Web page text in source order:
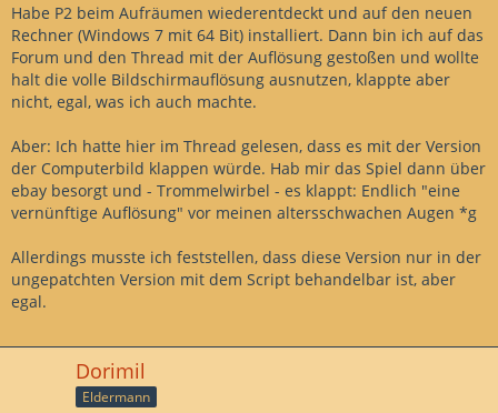
Habe P2 beim Aufräumen wiederentdeckt und auf den neuen
Rechner (Windows 7 mit 64 Bit) installiert. Dann bin ich auf das
Forum und den Thread mit der Auflösung gestoßen und wollte
halt die volle Bildschirmauflösung ausnutzen, klappte aber
nicht, egal, was ich auch machte.
Aber: Ich hatte hier im Thread gelesen, dass es mit der Version
der Computerbild klappen würde. Hab mir das Spiel dann über
ebay besorgt und - Trommelwirbel - es klappt: Endlich "eine
vernünftige Auflösung" vor meinen altersschwachen Augen *g
Allerdings musste ich feststellen, dass diese Version nur in der
ungepatchten Version mit dem Script behandelbar ist, aber
egal.
Dorimil
Eldermann